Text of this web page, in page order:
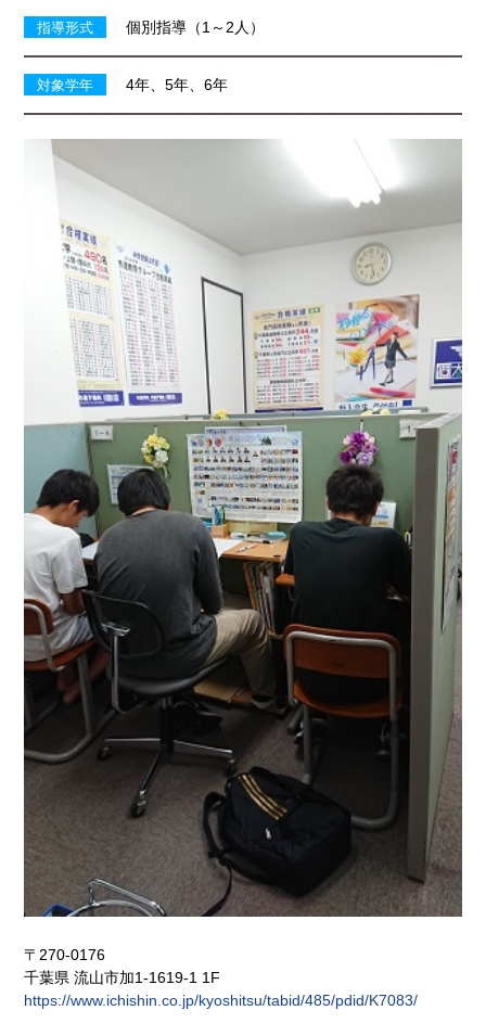
指導形式 個別指導（1～2人）
対象学年 4年、5年、6年
〒270-0176
千葉県 流山市加1-1619-1 1F
https://www.ichishin.co.jp/kyoshitsu/tabid/485/pdid/K7083/